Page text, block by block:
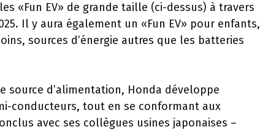
«Fun EV» de grande taille (ci-dessus) à travers
Il y aura également un «Fun EV» pour enfants,
sources d’énergie autres que les batteries
d’alimentation, Honda développe
conducteurs, tout en se conformant aux
avec ses collègues usines japonaises –